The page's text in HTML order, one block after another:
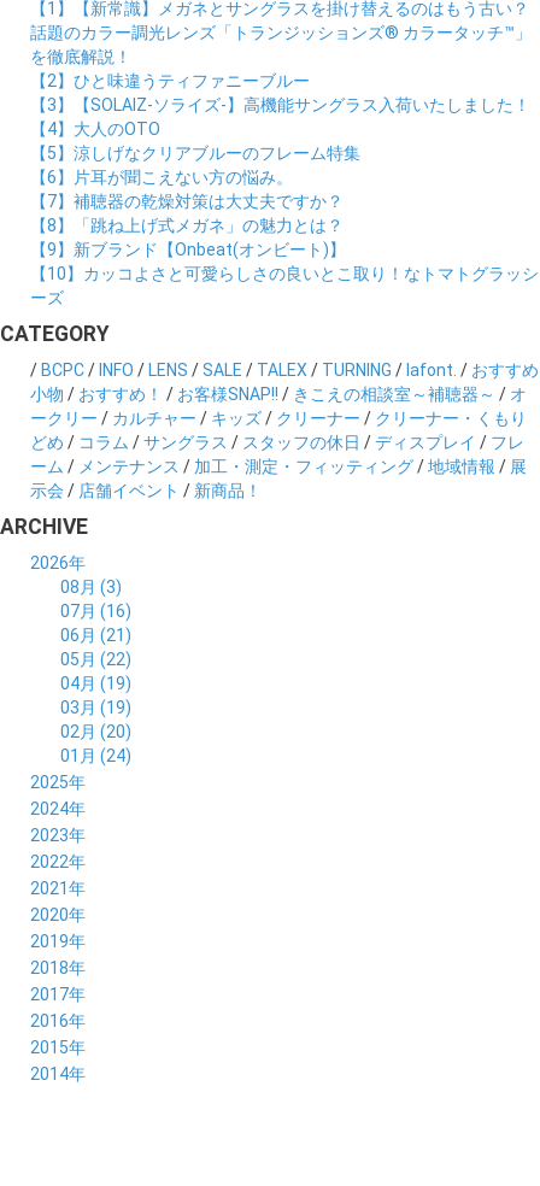
【1】【新常識】メガネとサングラスを掛け替えるのはもう古い？
話題のカラー調光レンズ「トランジッションズ® カラータッチ™」
を徹底解説！
【2】ひと味違うティファニーブルー
【3】【SOLAIZ-ソライズ-】高機能サングラス入荷いたしました！
【4】大人のOTO
【5】涼しげなクリアブルーのフレーム特集
【6】片耳が聞こえない方の悩み。
【7】補聴器の乾燥対策は大丈夫ですか？
【8】「跳ね上げ式メガネ」の魅力とは？
【9】新ブランド【Onbeat(オンビート)】
【10】カッコよさと可愛らしさの良いとこ取り！なトマトグラッシ
ーズ
CATEGORY
/ BCPC/ INFO / LENS /SALE / TALEX/ TURNING / lafont. / おすすめ
小物 / おすすめ！ / お客様SNAP!! / きこえの相談室～補聴器～ / オ
ークリー / カルチャー / キッズ/ クリーナー / クリーナー・くもり
どめ / コラム /サングラス / スタッフの休日 /ディスプレイ / フレ
ーム / メンテナンス / 加工・測定・フィッティング/地域情報 / 展
示会 / 店舗イベント / 新商品！
ARCHIVE
2026年
08月 (3)
07月 (16)
06月 (21)
05月 (22)
04月 (19)
03月 (19)
02月 (20)
01月 (24)
2025年
12月 (14)
11月 (17)
10月 (21)
09月 (20)
08月 (20)
07月 (18)
06月 (22)
05月 (21)
04月 (19)
03月 (19)
02月 (19)
01月 (21)
2024年
12月 (19)
11月 (21)
10月 (23)
09月 (23)
08月 (20)
07月 (21)
06月 (22)
05月 (18)
04月 (26)
03月 (23)
02月 (29)
2023年
12月 (19)
11月 (19)
10月 (20)
09月 (22)
08月 (24)
07月 (26)
06月 (25)
05月 (28)
04月 (26)
03月 (30)
2022年
12月 (36)
11月 (16)
10月 (22)
09月 (20)
08月 (18)
07月 (21)
06月 (23)
05月 (25)
04月 (20)
2021年
12月 (18)
11月 (19)
10月 (20)
09月 (24)
08月 (35)
07月 (17)
06月 (25)
05月 (31)
2020年
12月 (19)
11月 (23)
10月 (24)
09月 (29)
08月 (26)
07月 (25)
06月 (21)
2019年
12月 (26)
11月 (21)
10月 (26)
09月 (26)
08月 (31)
07月 (22)
2018年
12月 (22)
11月 (28)
10月 (23)
09月 (27)
08月 (24)
2017年
12月 (20)
11月 (22)
10月 (21)
2016年
12月 (26)
11月 (21)
2015年
12月 (36)
2014年